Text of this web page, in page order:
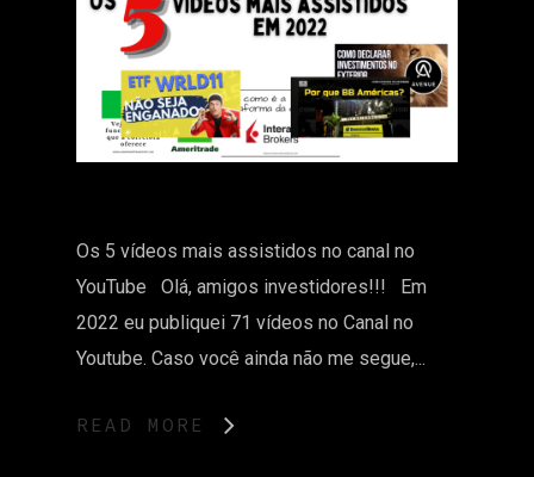
Os 5 vídeos mais assistidos no canal no
YouTube Olá, amigos investidores!!! Em
2022 eu publiquei 71 vídeos no Canal no
Youtube. Caso você ainda não me segue,...
READ MORE